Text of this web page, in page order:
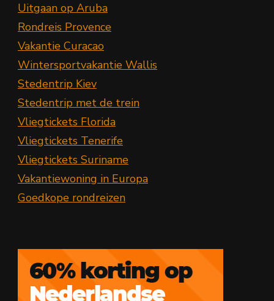
Uitgaan op Aruba
Rondreis Provence
Vakantie Curacao
Wintersportvakantie Wallis
Stedentrip Kiev
Stedentrip met de trein
Vliegtickets Florida
Vliegtickets Tenerife
Vliegtickets Suriname
Vakantiewoning in Europa
Goedkope rondreizen